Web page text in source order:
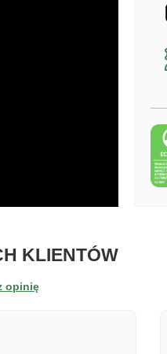
KLIENTÓWO
opinię